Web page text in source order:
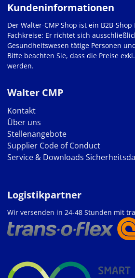
Walter CMP
Kontakt
Über uns
Stellenangebote
Supplier Code of Conduct
Service & Downloads
Kundeninformationen
Der Walter-CMP Shop ist ein B2B-
Fachkreise: Er richtet sich
Gesundheitswesen tätige Personen
Bitte beachten Sie, dass die Preise
werden.
Logistikpartner
Wir versenden in 24-48 Stunden mit